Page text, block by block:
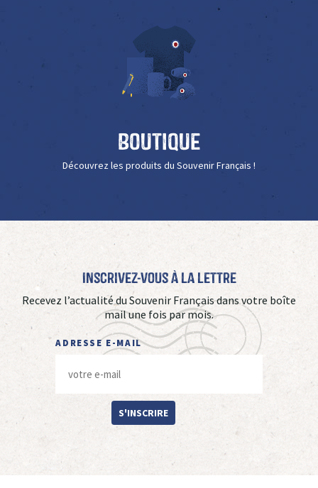
Boutique
Découvrez les produits du Souvenir Français !
Inscrivez-vous à La Lettre
Recevez l’actualité du Souvenir Français dans votre boîte
mail une fois par mois.
ADRESSE E-MAIL
S'INSCRIRE